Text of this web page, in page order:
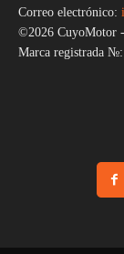
Correo electrónico:
©2026 CuyoMotor -
Marca registrada